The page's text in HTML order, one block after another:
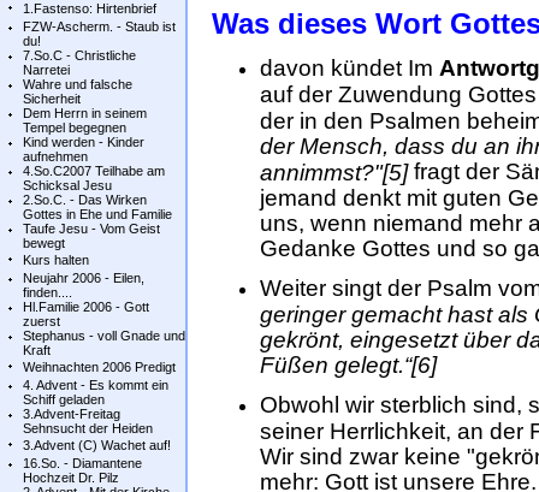
1.Fastenso: Hirtenbrief
FZW-Ascherm. - Staub ist
du!
7.So.C - Christliche
Narretei
Wahre und falsche
Sicherheit
Dem Herrn in seinem
Tempel begegnen
Kind werden - Kinder
aufnehmen
4.So.C2007 Teilhabe am
Schicksal Jesu
2.So.C. - Das Wirken
Gottes in Ehe und Familie
Taufe Jesu - Vom Geist
bewegt
Kurs halten
Neujahr 2006 - Eilen,
finden....
Hl.Familie 2006 - Gott
zuerst
Stephanus - voll Gnade und
Kraft
Weihnachten 2006 Predigt
4. Advent - Es kommt ein
Schiff geladen
3.Advent-Freitag
Sehnsucht der Heiden
3.Advent (C) Wachet auf!
16.So. - Diamantene
Hochzeit Dr. Pilz
Was dieses Wort
davon kündet Im
auf der Zuwendung
der in den Psalmen
der Mensch, dass du an
annimmst?"[5]fragt der
jemand denkt mit guten
uns, wenn niemand mehr
Gedanke Gottes und so
Weiter singt der Psalm
geringer gemacht hast als
gekrönt, eingesetzt über
Füßen gelegt.“[6]
Obwohl wir sterblich sind,
seiner Herrlichkeit, an der
Wir sind zwar keine
mehr: Gott ist unsere